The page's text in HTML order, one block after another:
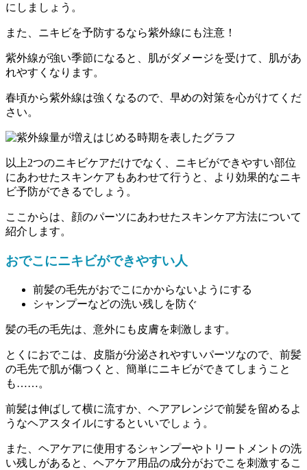
にしましょう。
また、 ニキビを予防するなら紫外線にも注意！
紫外線が強い季節になると、肌がダメージを受けて、肌があ
れやすくなります。
春頃から紫外線は強くなるので、早めの対策を心がけてくだ
さい。
以上2つのニキビケアだけでなく、ニキビができやすい部位
にあわせたスキンケアもあわせて行うと、より効果的なニキ
ビ予防ができるでしょう。
ここからは、顔のパーツにあわせたスキンケア方法について
紹介します。
おでこにニキビができやすい人
前髪の毛先がおでこにかからないようにする
シャンプーなどの洗い残しを防ぐ
髪の毛の毛先は、意外にも皮膚を刺激します。
とくにおでこは、皮脂が分泌されやすいパーツなので、前髪
の毛先で肌が傷つくと、簡単にニキビができてしまうこと
も……。
前髪は伸ばして横に流すか、ヘアアレンジで前髪を留めるよ
うなヘアスタイルにするといいでしょう。
また、ヘアケアに使用するシャンプーやトリートメントの洗
い残しがあると、ヘアケア用品の成分がおでこを刺激するこ